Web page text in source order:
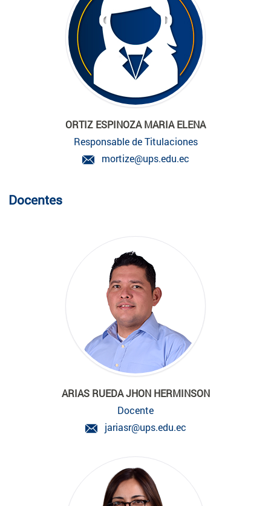
ORTIZ ESPINOZA MARIA ELENA
Responsable de Titulaciones
mortize@ups.edu.ec
Docentes
ARIAS RUEDA JHON HERMINSON
Docente
jariasr@ups.edu.ec